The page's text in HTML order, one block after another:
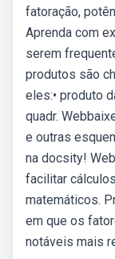
fatoração,
Aprenda com
serem
produtos são
eles:• produto
quadr.
e outras
na docsity!
facilitar
matemáticos.
em que os
notáveis mais